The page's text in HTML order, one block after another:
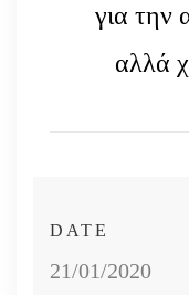
για την
αλλά
DATE
21/01/2020